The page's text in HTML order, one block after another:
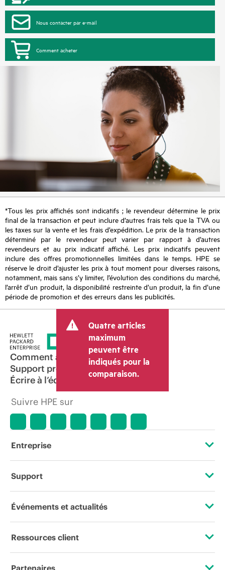
Nous contacter par e-mail
Comment acheter
*Tous les prix affichés sont indicatifs ; le revendeur détermine le prix
final de la transaction et peut inclure d’autres frais tels que la TVA ou
les taxes sur la vente et les frais d’expédition. Le prix de la transaction
déterminé par le revendeur peut varier par rapport à d’autres
revendeurs et au prix indicatif affiché. Les prix indicatifs peuvent
inclure des offres promotionnelles limitées dans le temps. HPE se
réserve le droit d’ajuster les prix à tout moment pour diverses raisons,
notamment, mais sans s’y limiter, l’évolution des conditions du marché,
l’arrêt d’un produit, la disponibilité restreinte d’un produit, la fin d’une
période de promotion et des erreurs dans les publicités.
Quatre articles
maximum
peuvent être
indiqués pour la
comparaison.
Comment acheter
Support produit
Écrire à l’équipe commerciale
Suivre HPE sur
Entreprise
À propos de HPE
Responsabilité d’entreprise
HPE Labs
Support
Services d’assistance opérationnelle (OSS)
Événements et actualités
Événements
Ressources client
Nous contacter
Partenaires